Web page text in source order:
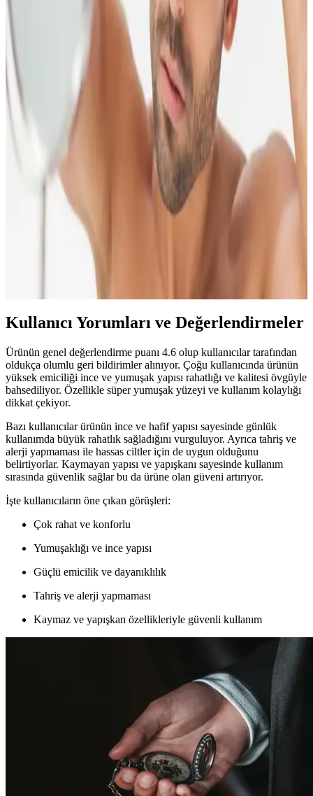
Doğal İçerikli Saç Bakım Şampuanları: Saçlarınızı
Kimyasallardan Uzak Tutmanın Yolu
Doğal içerikli saç şampuanları, saç sağlığını koruyan ve kimyasal
maddelerden uzak duran ideal bakım seçeneğidir. Bitkisel özler ve
organik sertifikalarla zenginleştirilmiş ürünler, saçlarınızı güçlendirir
ve parlak tutar.
Doğal Cilt Sağlığı Sabunu: Güvenli ve Bitkisel
İçeriklerle Cilt Bakımı Rehberi
Doğal cilt sağlığı sabunu, kimyasal içermeyen formülü ve bitkisel
içerikleriyle cildi nazikçe temizler, doğal dengeyi korur ve
güçlendirir. Hassas ciltler için ideal seçenekler sunar.
Doğal Saç Bakımı Trendleri ve Doğanın Gücüyle
Saç Sağlığını Koruma Yöntemleri
Doğal saç bakımı, kimyasal içeriklere alternatif olarak bitkisel özler
ve doğal yağlar kullanmayı içerir. Bu yöntemler saç sağlığını
destekler, parlaklık kazandırır ve çevre dostudur.
Kullanıcı Yorumları ve Değerlendirmeler
Ürünün genel değerlendirme puanı 4.6 olup kullanıcılar tarafından
oldukça olumlu geri bildirimler alınıyor. Çoğu kullanıcında ürünün
yüksek emiciliği ince ve yumuşak yapısı rahatlığı ve kalitesi övgüyle
bahsediliyor. Özellikle süper yumuşak yüzeyi ve kullanım kolaylığı
dikkat çekiyor.
Bazı kullanıcılar ürünün ince ve hafif yapısı sayesinde günlük
kullanımda büyük rahatlık sağladığını vurguluyor. Ayrıca tahriş ve
alerji yapmaması ile hassas ciltler için de uygun olduğunu
belirtiyorlar. Kaymayan yapısı ve yapışkanı sayesinde kullanım
sırasında güvenlik sağlar bu da ürüne olan güveni artırıyor.
İşte kullanıcıların öne çıkan görüşleri:
Çok rahat ve konforlu
Yumuşaklığı ve ince yapısı
Güçlü emicilik ve dayanıklılık
Tahriş ve alerji yapmaması
Kaymaz ve yapışkan özellikleriyle güvenli kullanım